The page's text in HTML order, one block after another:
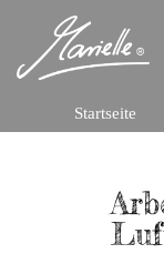
Zum
Inhalt
springenStartseite